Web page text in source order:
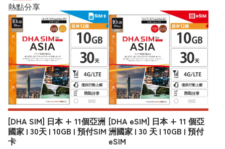
熱點分享
[DHA SIM] 日本 + 11個亞洲
國家 | 30天 | 10GB | 預付SIM
卡
[DHA eSIM] 日本 + 11 個亞
洲國家 | 30 天 | 10GB | 預付
eSIM